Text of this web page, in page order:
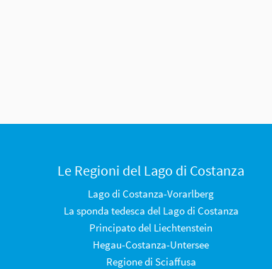
Le Regioni del Lago di Costanza
Lago di Costanza-Vorarlberg
La sponda tedesca del Lago di Costanza
Principato del Liechtenstein
Hegau-Costanza-Untersee
Regione di Sciaffusa